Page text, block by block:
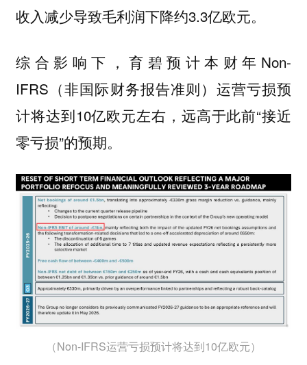
收入减少导致毛利润下降约3.3亿欧元。
综合影响下，育碧预计本财年Non-
IFRS（非国际财务报告准则）运营亏损预
计将达到10亿欧元左右，远高于此前“接近
零亏损”的预期。
（Non-IFRS运营亏损预计将达到10亿欧元）